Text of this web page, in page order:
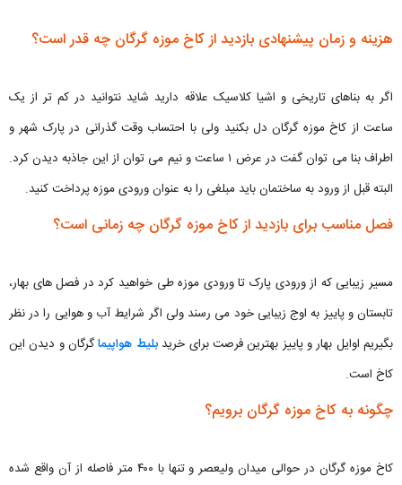
هزینه و زمان پیشنهادی بازدید از کاخ موزه گرگان چه قدر است؟
اگر به بناهای تاریخی و اشیا کلاسیک علاقه دارید شاید نتوانید در کم تر از یک
ساعت از کاخ موزه گرگان دل بکنید ولی با احتساب وقت گذرانی در پارک شهر و
اطراف بنا می توان گفت در عرض ۱ ساعت و نیم می توان از این جاذبه دیدن کرد.
البته قبل از ورود به ساختمان باید مبلغی را به عنوان ورودی موزه پرداخت کنید.
فصل مناسب برای بازدید از کاخ موزه گرگان چه زمانی است؟
مسیر زیبایی که از ورودی پارک تا ورودی موزه طی خواهید کرد در فصل های بهار،
تابستان و پاییز به اوج زیبایی خود می رسند ولی اگر شرایط آب و هوایی را در نظر
بگیریم اوایل بهار و پاییز بهترین فرصت برای خریدبلیط هواپیماگرگان و دیدن این
کاخ است.
چگونه به کاخ موزه گرگان برویم؟
کاخ موزه گرگان در حوالی میدان ولیعصر و تنها با ۴۰۰ متر فاصله از آن واقع شده